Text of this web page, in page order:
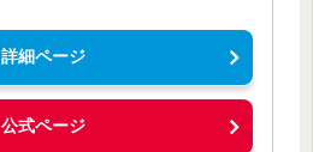
詳細ページ
公式ページ